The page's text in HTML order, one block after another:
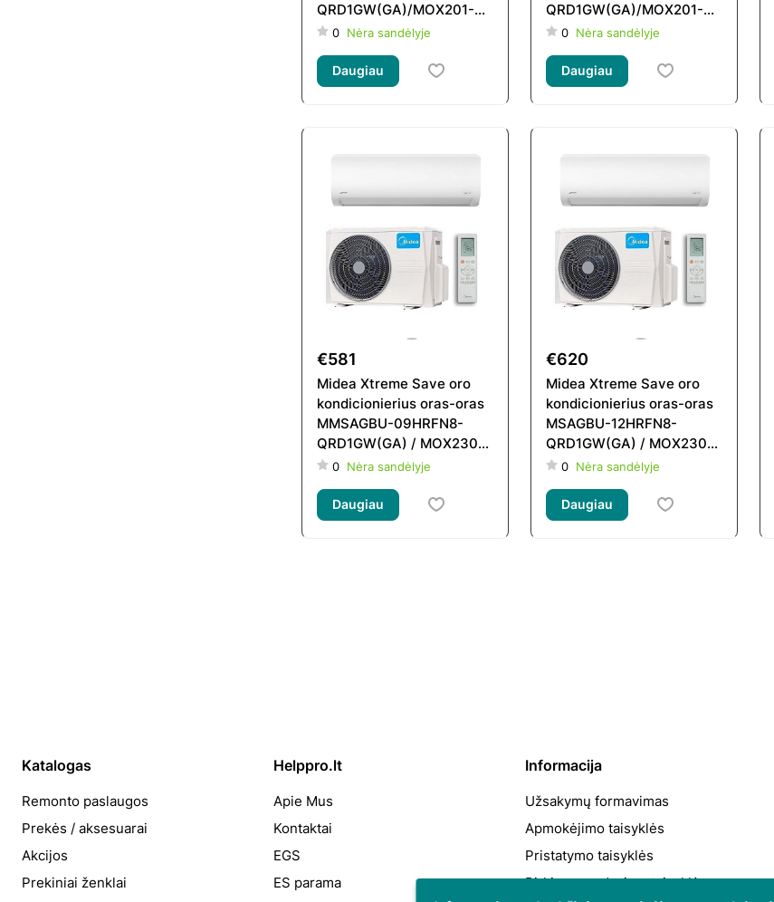
QRD1GW(GA)/MOX201-
09HFN8-QRD6GW
0 Nėra sandėlyje
Daugiau
QRD1GW(GA)/MOX201-
12HFN8-QRD6GW
0 Nėra sandėlyje
Daugiau
€581
Midea Xtreme Save oro
kondicionierius oras-oras
MMSAGBU-09HRFN8-
QRD1GW(GA) / MOX230-
09HFN8-QRD6GW
0 Nėra sandėlyje
Daugiau
€620
Midea Xtreme Save oro
kondicionierius oras-oras
MSAGBU-12HRFN8-
QRD1GW(GA) / MOX230-
12HFN8-QRD6GW
0 Nėra sandėlyje
Daugiau
Katalogas
Remonto paslaugos
Prekės / aksesuarai
Akcijos
Prekiniai ženklai
Helppro.lt
Apie Mus
Kontaktai
EGS
ES parama
Informacija
Užsakymų formavimas
Apmokėjimo taisyklės
Pristatymo taisyklės
Pirkimo-pardavimo taisyklės